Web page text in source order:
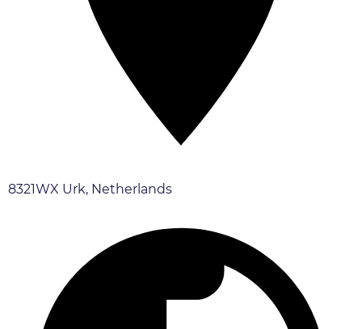
8321WX Urk, Netherlands